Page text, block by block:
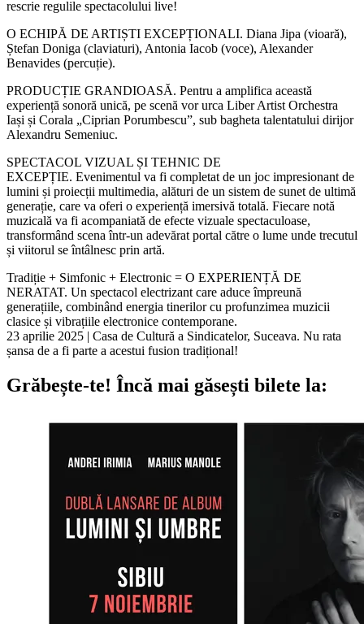
rescrie regulile spectacolului live!
O ECHIPĂ DE ARTIȘTI EXCEPȚIONALI. Diana Jipa (vioară),
Ștefan Doniga (claviaturi), Antonia Iacob (voce), Alexander
Benavides (percuție).
PRODUCȚIE GRANDIOASĂ. Pentru a amplifica această
experiență sonoră unică, pe scenă vor urca Liber Artist Orchestra
Iași și Corala „Ciprian Porumbescu”, sub bagheta talentatului dirijor
Alexandru Semeniuc.
SPECTACOL VIZUAL ȘI TEHNIC DE
EXCEPȚIE. Evenimentul va fi completat de un joc impresionant de
lumini și proiecții multimedia, alături de un sistem de sunet de ultimă
generație, care va oferi o experiență imersivă totală. Fiecare notă
muzicală va fi acompaniată de efecte vizuale spectaculoase,
transformând scena într-un adevărat portal către o lume unde trecutul
și viitorul se întâlnesc prin artă.
Tradiție + Simfonic + Electronic = O EXPERIENȚĂ DE
NERATAT. Un spectacol electrizant care aduce împreună
generațiile, combinând energia tinerilor cu profunzimea muzicii
clasice și vibrațiile electronice contemporane.
23 aprilie 2025 | Casa de Cultură a Sindicatelor, Suceava. Nu rata
șansa de a fi parte a acestui fusion tradițional!
Grăbește-te! Încă mai găsești bilete la: